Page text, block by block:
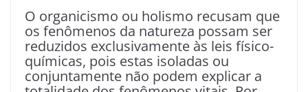
O organicismo ou holismo recusam que
os fenômenos da natureza possam ser
reduzidos exclusivamente às leis físico-
químicas, pois estas isoladas ou
conjuntamente não podem explicar a